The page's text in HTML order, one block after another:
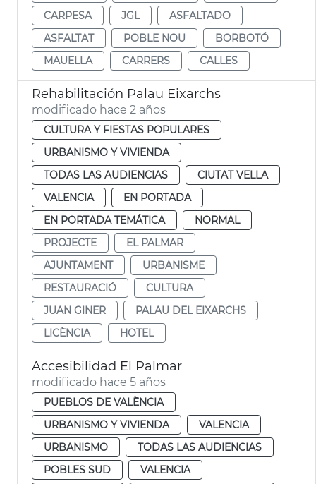
CARPESA
JGL
ASFALTADO
ASFALTAT
POBLE NOU
BORBOTÓ
MAUELLA
CARRERS CALLES
Rehabilitación Palau Eixarchs
modificado hace 2 años
CULTURA Y FIESTAS POPULARES
URBANISMO Y VIVIENDA
TODAS LAS AUDIENCIAS
CIUTAT VELLA
VALENCIA
EN PORTADA
EN PORTADA TEMÁTICA
NORMAL
PROJECTE
EL PALMAR
AJUNTAMENT
URBANISME
RESTAURACIÓ
CULTURA
JUAN GINER
PALAU DEL EIXARCHS
LICÈNCIA
HOTEL
Accesibilidad El Palmar
modificado hace 5 años
PUEBLOS DE VALÈNCIA
URBANISMO Y VIVIENDA
VALENCIA
URBANISMO
TODAS LAS AUDIENCIAS
POBLES SUD
VALENCIA